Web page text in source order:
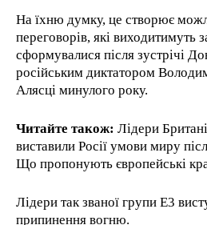
На їхню думку, це створює
переговорів, які виходитимуть
сформувалися після зустрічі
російським диктатором
Алясці минулого року.
Читайте також: Лідери
виставили Росії умови миру
Що пропонують європейські
Лідери так званої групи E3
припинення вогню.